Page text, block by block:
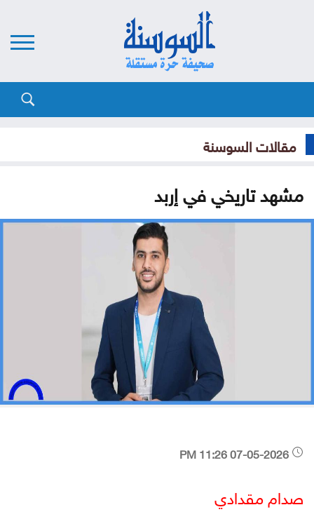
مقالات السوسنة
مشهد تاريخي في إربد
صدام مقدادي